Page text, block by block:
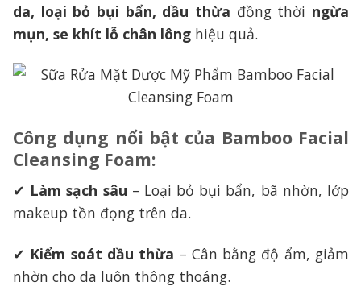
da, loại bỏ bụi bẩn, dầu thừa đồng thời ngừa
mụn, se khít lỗ chân lông hiệu quả.
Công dụng nổi bật của Bamboo Facial
Cleansing Foam:
✔ Làm sạch sâu – Loại bỏ bụi bẩn, bã nhờn, lớp
makeup tồn đọng trên da.
✔ Kiểm soát dầu thừa – Cân bằng độ ẩm, giảm
nhờn cho da luôn thông thoáng.